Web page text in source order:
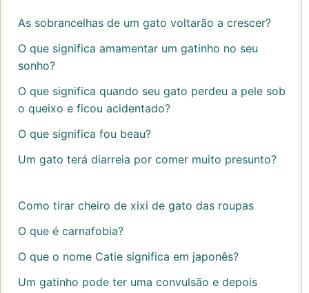
As sobrancelhas de um gato voltarão a crescer?
O que significa amamentar um gatinho no seu
sonho?
O que significa quando seu gato perdeu a pele sob
o queixo e ficou acidentado?
O que significa fou beau?
Um gato terá diarreia por comer muito presunto?
Como tirar cheiro de xixi de gato das roupas
O que é carnafobia?
O que o nome Catie significa em japonês?
Um gatinho pode ter uma convulsão e depois